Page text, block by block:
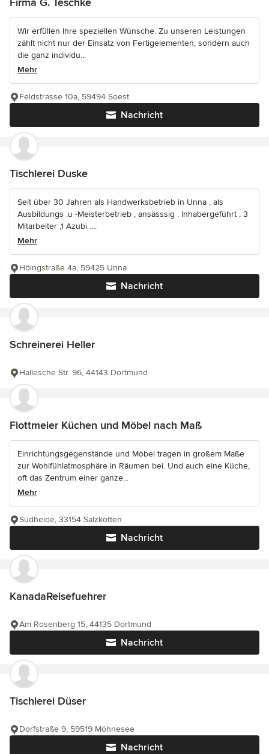
Wir erfüllen Ihre speziellen Wünsche. Zu unseren Leistungen
zählt nicht nur der Einsatz von Fertigelementen, sondern auch
die ganz individu...
Mehr
Nachricht
Feldstrasse 10a, 59494 Soest
Tischlerei Duske
Seit über 30 Jahren als Handwerksbetrieb in Unna , als
Ausbildungs .u -Meisterbetrieb , ansässsig . Inhabergeführt , 3
Mitarbeiter ,1 Azubi ....
Mehr
Nachricht
Höingstraße 4a, 59425 Unna
Schreinerei Heller
Hallesche Str. 96, 44143 Dortmund
Flottmeier Küchen und Möbel nach Maß
Einrichtungsgegenstände und Möbel tragen in großem Maße
zur Wohlfühlatmosphäre in Räumen bei. Und auch eine Küche,
oft das Zentrum einer ganze...
Mehr
Nachricht
Südheide, 33154 Salzkotten
KanadaReisefuehrer
Nachricht
Am Rosenberg 15, 44135 Dortmund
Tischlerei Düser
Nachricht
Dorfstraße 9, 59519 Möhnesee